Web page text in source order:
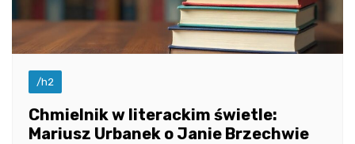
/h2
Chmielnik w literackim świetle:
Mariusz Urbanek o Janie Brzechwie